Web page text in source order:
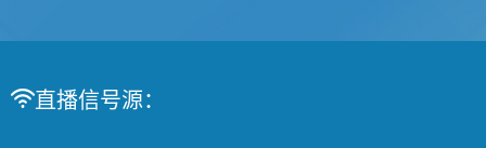
国际友谊
直播信号源：